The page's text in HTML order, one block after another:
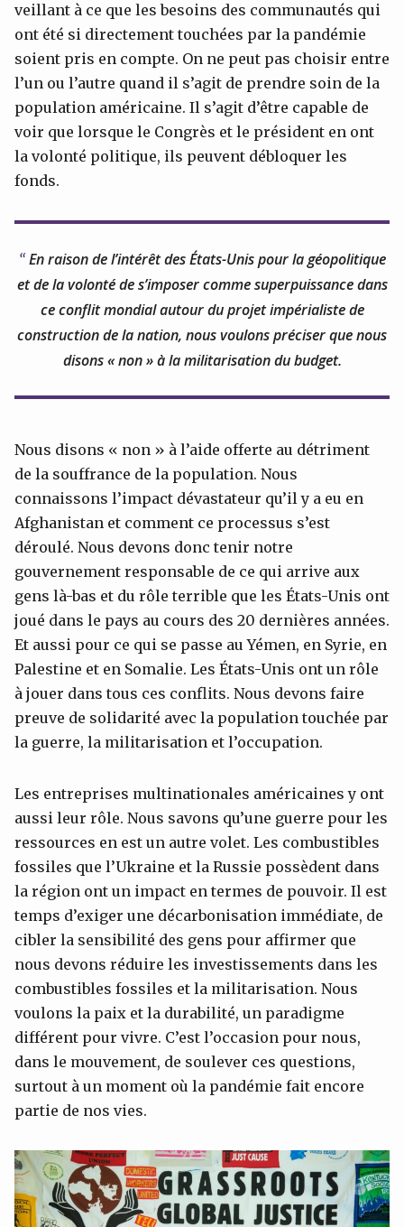
veillant à ce que les besoins des communautés qui
ont été si directement touchées par la pandémie
soient pris en compte. On ne peut pas choisir entre
l’un ou l’autre quand il s’agit de prendre soin de la
population américaine. Il s’agit d’être capable de
voir que lorsque le Congrès et le président en ont
la volonté politique, ils peuvent débloquer les
fonds.
En raison de l’intérêt des États-Unis pour la géopolitique
et de la volonté de s’imposer comme superpuissance dans
ce conflit mondial autour du projet impérialiste de
construction de la nation, nous voulons préciser que nous
disons « non » à la militarisation du budget.
Nous disons « non » à l’aide offerte au détriment
de la souffrance de la population. Nous
connaissons l’impact dévastateur qu’il y a eu en
Afghanistan et comment ce processus s’est
déroulé. Nous devons donc tenir notre
gouvernement responsable de ce qui arrive aux
gens là-bas et du rôle terrible que les États-Unis ont
joué dans le pays au cours des 20 dernières années.
Et aussi pour ce qui se passe au Yémen, en Syrie, en
Palestine et en Somalie. Les États-Unis ont un rôle
à jouer dans tous ces conflits. Nous devons faire
preuve de solidarité avec la population touchée par
la guerre, la militarisation et l’occupation.
Les entreprises multinationales américaines y ont
aussi leur rôle. Nous savons qu’une guerre pour les
ressources en est un autre volet. Les combustibles
fossiles que l’Ukraine et la Russie possèdent dans
la région ont un impact en termes de pouvoir. Il est
temps d’exiger une décarbonisation immédiate, de
cibler la sensibilité des gens pour affirmer que
nous devons réduire les investissements dans les
combustibles fossiles et la militarisation. Nous
voulons la paix et la durabilité, un paradigme
différent pour vivre. C’est l’occasion pour nous,
dans le mouvement, de soulever ces questions,
surtout à un moment où la pandémie fait encore
partie de nos vies.